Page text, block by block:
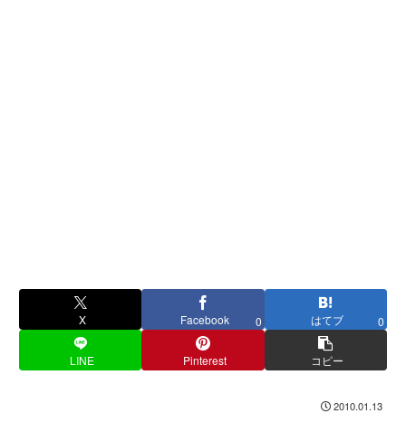
X Facebook 0 はてブ 0
LINE Pinterest コピー
2010.01.13